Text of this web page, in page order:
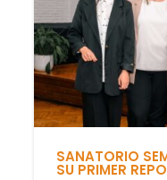
SANATORIO
SU PRIMER